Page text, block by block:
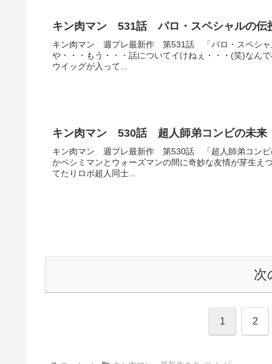
キン肉マン 531話 パロ・スペシャルの伝
キン肉マン 週プレ最新作 第531話 「パロ・スペシャ
や・・・もう・・・話についてイけねぇ・・・(笑)なん
ウイッグが入って...
キン肉マン 530話 超人師弟コンビの未
キン肉マン 週プレ最新作 第530話 「超人師弟コンビ
かペシミマンとウォーズマンの間に奇妙な友情が芽生え
てたりロボ超人同士...
次
1 2